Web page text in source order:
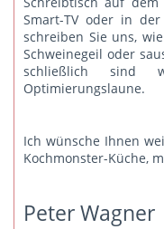
Smart-TV oder in
schreiben Sie uns,
Schweinegeil oder
schließlich
Optimierungslaune.
Ich wünsche Ihnen
Kochmonster-Küche,
Peter Wagner